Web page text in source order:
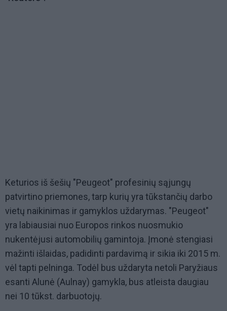
Keturios iš šešių "Peugeot" profesinių sąjungų
patvirtino priemones, tarp kurių yra tūkstančių darbo
vietų naikinimas ir gamyklos uždarymas. "Peugeot"
yra labiausiai nuo Europos rinkos nuosmukio
nukentėjusi automobilių gamintoja. Įmonė stengiasi
mažinti išlaidas, padidinti pardavimą ir sikia iki 2015 m.
vėl tapti pelninga. Todėl bus uždaryta netoli Paryžiaus
esanti Alunė (Aulnay) gamykla, bus atleista daugiau
nei 10 tūkst. darbuotojų.